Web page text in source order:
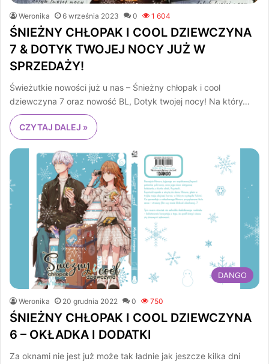
Weronika 6 września 2023 0 1 604
ŚNIEŻNY CHŁOPAK I COOL DZIEWCZYNA
7 & DOTYK TWOJEJ NOCY JUŻ W
SPRZEDAŻY!
Świeżutkie nowości już u nas – Śnieżny chłopak i cool
dziewczyna 7 oraz nowość BL, Dotyk twojej nocy! Na który…
CZYTAJ DALEJ »
DANGO
Weronika 20 grudnia 2022 0 750
ŚNIEŻNY CHŁOPAK I COOL DZIEWCZYNA
6 – OKŁADKA I DODATKI
Za oknami nie jest już może tak ładnie jak jeszcze kilka dni